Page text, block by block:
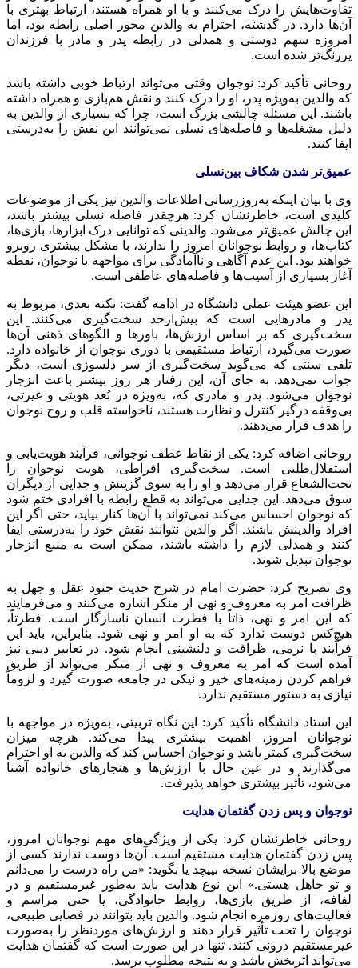
تفاوت‌هایش را درک می‌کنند و با او همراه هستند، ارتباط بهتری با
آن‌ها دارد. در گذشته، احترام به والدین محور اصلی رابطه بود، اما
امروزه سهم دوستی و همدلی در رابطه پدر و مادر با فرزندان
پررنگ‌تر شده است.
روحانی تأکید کرد: نوجوان وقتی می‌تواند ارتباط خوبی داشته باشد
که والدین به‌ویژه پدر، او را درک کنند و نقش هم‌بازی و همراه داشته
باشند. این مسئله چالشی بزرگ است، چرا که بسیاری از والدین به
دلیل مشغله‌ها و فاصله‌های نسلی نمی‌توانند این نقش را به‌درستی
ایفا کنند.
عمیق‌تر شدن شکاف بین‌نسلی
وی با بیان اینکه به‌روزرسانی اطلاعات والدین نیز یکی از موضوعات
کلیدی است، خاطرنشان کرد: هرچقدر فاصله نسلی بیشتر باشد،
این چالش عمیق‌تر می‌شود. والدینی که توانایی درک ابزارها، بازی‌ها،
کتاب‌ها، و روابط نوجوانان امروز را ندارند، با مشکل بیشتری روبرو
خواهند بود. این عدم آگاهی و ناآمادگی برای مواجهه با نوجوان، نقطه
آغاز بسیاری از آسیب‌ها و فاصله‌های عاطفی است.
این عضو هیئت عملی دانشگاه در ادامه گفت: نکته بعدی، مربوط به
پدر و مادرهایی است که بیش‌ازحد سخت‌گیری می‌کنند. این
سخت‌گیری که بر اساس ارزش‌ها، باورها و الگوهای ذهنی آن‌ها
صورت می‌گیرد، ارتباط مستقیمی با دوری نوجوان از خانواده دارد.
تلقی سنتی که می‌گوید سخت‌گیری از سر دلسوزی است، دیگر
جواب نمی‌دهد. به جای آن، این رفتار هر روز بیشتر باعث انزجار
نوجوان می‌شود. پدر و مادری که، به‌ویژه در بُعد هویتی و غیرتی،
بی‌وقفه درگیر کنترل و نظارت هستند، ناخواسته قلب و روح نوجوان
را هدف قرار می‌دهند.
روحانی اضافه کرد: یکی از نقاط عطف نوجوانی، فرآیند هویت‌یابی و
استقلال‌طلبی است. سخت‌گیری افراطی، هویت نوجوان را
تحت‌الشعاع قرار می‌دهد و او را به سوی گزینش و جدایی از دیگران
سوق می‌دهد. این جدایی می‌تواند به قطع رابطه با افرادی ختم شود
که نوجوان احساس می‌کند نمی‌تواند با آن‌ها کنار بیاید، حتی اگر این
افراد والدینش باشند. اگر والدین نتوانند نقش خود را به‌درستی ایفا
کنند و همدلی لازم را داشته باشند، ممکن است به منبع انزجار
نوجوان تبدیل شوند.
وی تصریح کرد: حضرت امام در شرح حدیث جنود عقل و جهل به
ظرافت امر به معروف و نهی از منکر اشاره می‌کنند و می‌فرمایند
که این امر و نهی، ذاتاً با فطرت انسان ناسازگار است. فطرتاً،
هیچ‌کس دوست ندارد که به او امر و نهی شود. بنابراین، باید این
فرآیند با نرمی، ظرافت ودلنشینی انجام شود. در تعابیر دینی نیز
آمده است که امر به معروف و نهی از منکر می‌تواند از طریق
فراهم کردن زمینه‌های خیر و نیکی در جامعه صورت گیرد و لزوماً
نیازی به دستور مستقیم ندارد.
این استاد دانشگاه تأکید کرد: این نگاه تربیتی، به‌ویژه در مواجهه با
نوجوانان امروز، اهمیت بیشتری پیدا می‌کند. هرچه میزان
سخت‌گیری کمتر باشد و نوجوان احساس کند که والدین به او احترام
می‌گذارند و در عین حال با ارزش‌ها و هنجارهای خانواده آشنا
می‌شود، تأثیر بیشتری خواهد پذیرفت.
نوجوان و پس زدن گفتمان هدایت
روحانی خاطرنشان کرد: یکی از ویژگی‌های مهم نوجوانان امروز،
پس زدن گفتمان هدایت مستقیم است. آن‌ها دوست ندارند کسی از
موضع بالا برایشان نسخه بپیچد یا بگوید: «من راه درست را می‌دانم
و تو جاهل هستی.» این نوع هدایت باید به‌طور غیرمستقیم و در
لفافه، از طریق بازی‌ها، روابط خانوادگی، یا حتی مراسم و
فعالیت‌های روزمره انجام شود. والدین باید بتوانند در فضایی طبیعی،
نوجوان را تحت تأثیر قرار دهند و ارزش‌های موردنظر را به‌صورت
غیرمستقیم درونی کنند. تنها در این صورت است که گفتمان هدایت
می‌تواند اثربخش باشد و به نتیجه مطلوب برسد.